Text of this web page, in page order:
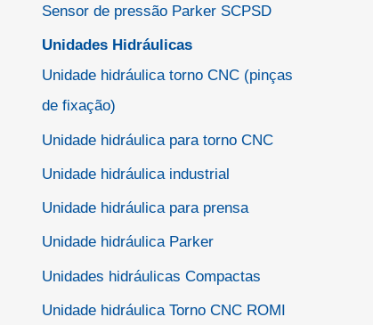
Sensor de pressão Parker SCPSD
Unidades Hidráulicas
Unidade hidráulica torno CNC (pinças
de fixação)
Unidade hidráulica para torno CNC
Unidade hidráulica industrial
Unidade hidráulica para prensa
Unidade hidráulica Parker
Unidades hidráulicas Compactas
Unidade hidráulica Torno CNC ROMI